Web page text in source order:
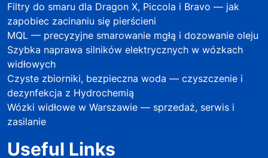
Filtry do smaru dla Dragon X, Piccola i Bravo — jak
zapobiec zacinaniu się pierścieni
MQL — precyzyjne smarowanie mgłą i dozowanie oleju
Szybka naprawa silników elektrycznych w wózkach
widłowych
Czyste zbiorniki, bezpieczna woda — czyszczenie i
dezynfekcja z Hydrochemią
Wózki widłowe w Warszawie — sprzedaż, serwis i
zasilanie
Useful Links